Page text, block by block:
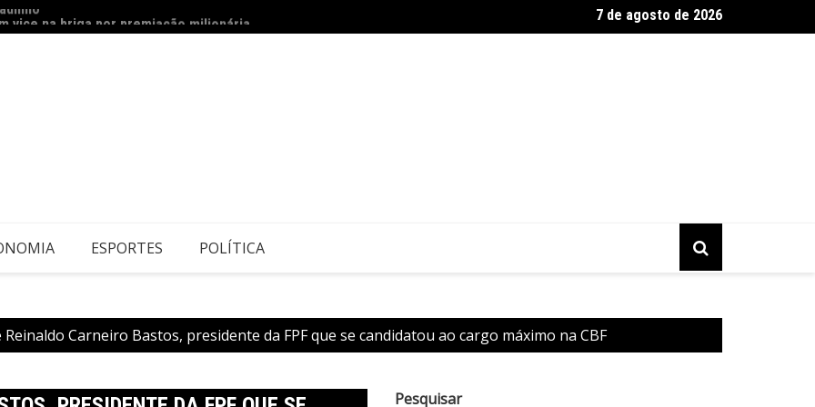
vice na briga por premiação milionária Cirurgias plásticas de mama no SUS crescem mais de 50% em dez anos
7 de agosto de 2026
ESPORTES POLÍTICA
Reinaldo Carneiro Bastos, presidente da FPF que se candidatou ao cargo máximo na CBF
Pesquisar